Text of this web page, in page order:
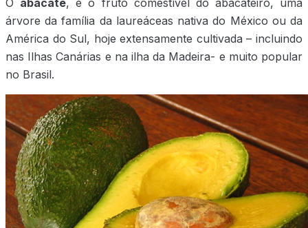
O abacate, é o fruto comestível do abacateiro, uma
árvore da família da laureáceas nativa do México ou da
América do Sul, hoje extensamente cultivada – incluindo
nas Ilhas Canárias e na ilha da Madeira- e muito popular
no Brasil.